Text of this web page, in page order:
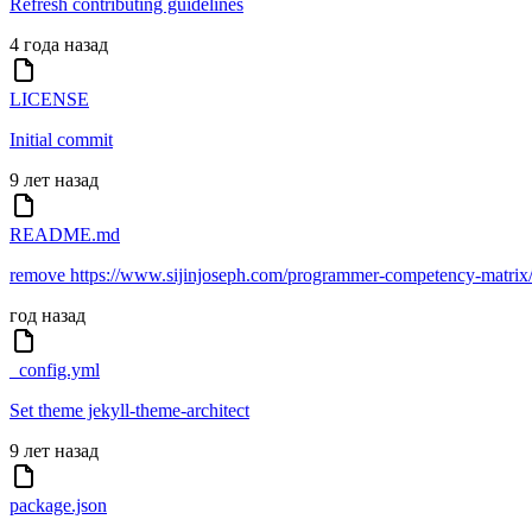
Refresh contributing guidelines
4 года назад
LICENSE
Initial commit
9 лет назад
README.md
remove https://www.sijinjoseph.com/programmer-competency-
год назад
_config.yml
Set theme jekyll-theme-architect
9 лет назад
package.json